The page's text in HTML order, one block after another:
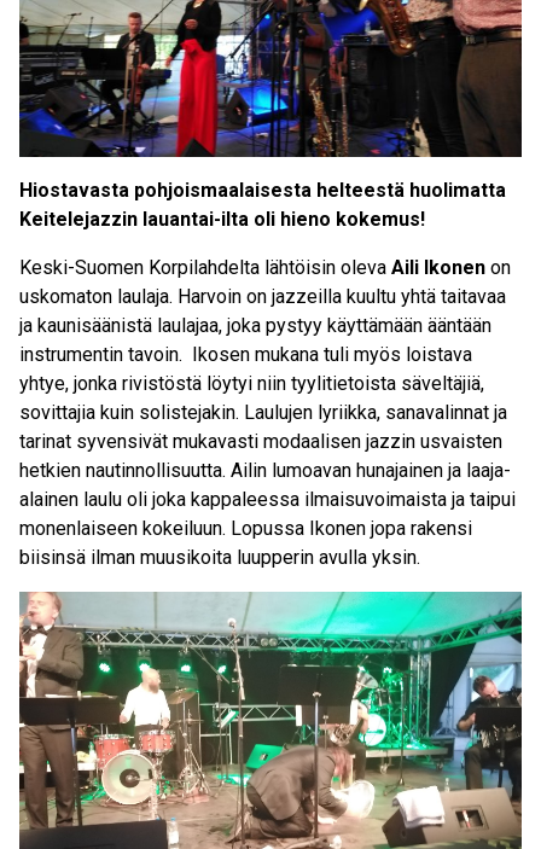
Hiostavasta pohjoismaalaisesta helteestä huolimatta
Keitelejazzin lauantai-ilta oli hieno kokemus!
Keski-Suomen Korpilahdelta lähtöisin oleva Aili Ikonen on
uskomaton laulaja. Harvoin on jazzeilla kuultu yhtä taitavaa
ja kaunisäänistä laulajaa, joka pystyy käyttämään ääntään
instrumentin tavoin. Ikosen mukana tuli myös loistava
yhtye, jonka rivistöstä löytyi niin tyylitietoista säveltäjiä,
sovittajia kuin solistejakin. Laulujen lyriikka, sanavalinnat ja
tarinat syvensivät mukavasti modaalisen jazzin usvaisten
hetkien nautinnollisuutta. Ailin lumoavan hunajainen ja laaja-
alainen laulu oli joka kappaleessa ilmaisuvoimaista ja taipui
monenlaiseen kokeiluun. Lopussa Ikonen jopa rakensi
biisinsä ilman muusikoita luupperin avulla yksin.